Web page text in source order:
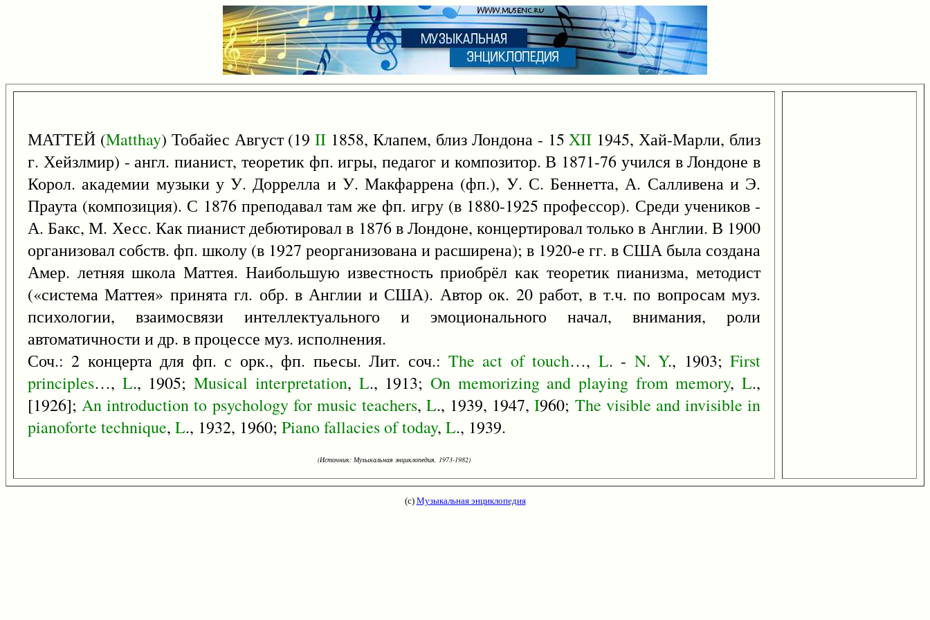
МАТТЕЙ (Matthay) Тобайес Август (19II 1858, Клапем, близ Лондона - 15XII 1945, Хай-Марли, близ
г. Хейзлмир) - англ. пианист, теоретик фп. игры, педагог и композитор. В 1871-76 учился в Лондоне в
Корол. академии музыки у У. Доррелла и У. Макфаррена (фп.), У. С. Беннетта, А. Салливена и Э.
Праута (композиция). С 1876 преподавал там же фп. игру (в 1880-1925 профессор). Среди учеников -
А. Бакс, М. Хесс. Как пианист дебютировал в 1876 в Лондоне, концертировал только в Англии. В 1900
организовал собств. фп. школу (в 1927 реорганизована и расширена); в 1920-е гг. в США была создана
Амер. летняя школа Маттея. Наибольшую известность приобрёл как теоретик пианизма, методист
(«система Маттея» принята гл. обр. в Англии и США). Автор ок. 20 работ, в т.ч. по вопросам муз.
психологии, взаимосвязи интеллектуального и эмоционального начал, внимания, роли
автоматичности и др. в процессе муз. исполнения.
Соч.: 2 концерта для фп. с орк., фп. пьесы. Лит. соч.: The act of touch…, L. - N.Y., 1903;First
principles…, L., 1905;Musical interpretation, L., 1913; On memorizing and playing from memory,L.,
[1926];An introduction to psychology for music teachers, L., 1939, 1947,I960; The visible and invisible in
pianoforte technique, L., 1932, 1960; Pianofallaciesoftoday, L., 1939.
(Источник: Музыкальная энциклопедия, 1973-1982)
(с) Музыкальная энциклопедия